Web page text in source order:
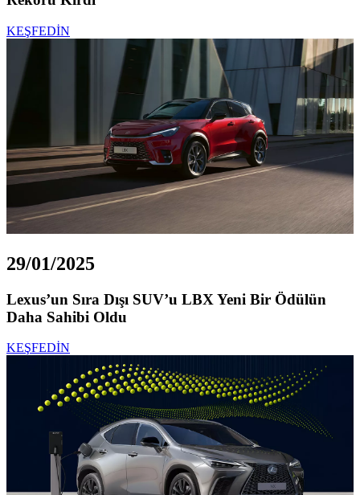
KEŞFEDİN
29/01/2025
Lexus’un Sıra Dışı SUV’u LBX Yeni Bir Ödülün
Daha Sahibi Oldu
KEŞFEDİN